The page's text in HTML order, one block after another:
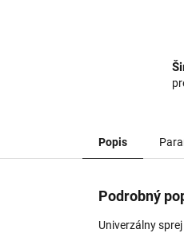
Popis
Podrobný
Univerzálny sprej